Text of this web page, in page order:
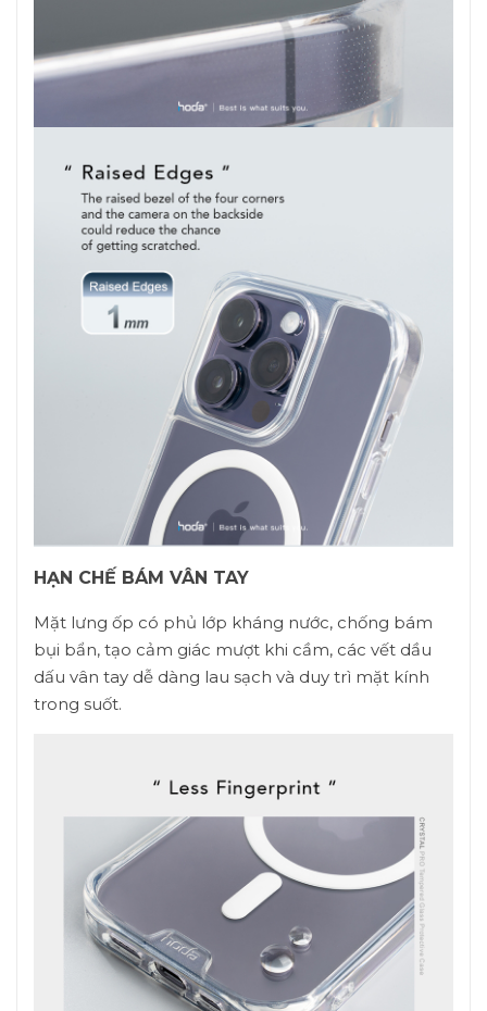
HẠN CHẾ BÁM VÂN TAY
Mặt lưng ốp có phủ lớp kháng nước, chống bám
bụi bẩn, tạo cảm giác mượt khi cầm, các vết dầu
dấu vân tay dễ dàng lau sạch và duy trì mặt kính
trong suốt.